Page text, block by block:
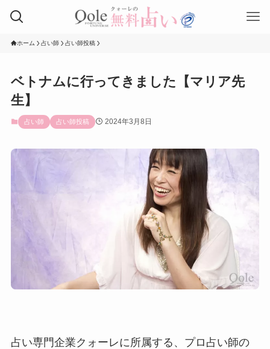
ホーム 占い師 占い師投稿
ベトナムに行ってきました【マリア先
生】
占い師 占い師投稿 2024年3月8日
占い専門企業クォーレに所属する、プロ占い師の